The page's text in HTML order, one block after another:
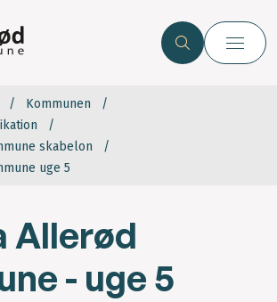
Kommunen
skabelon
uge 5
Allerød
- uge 5